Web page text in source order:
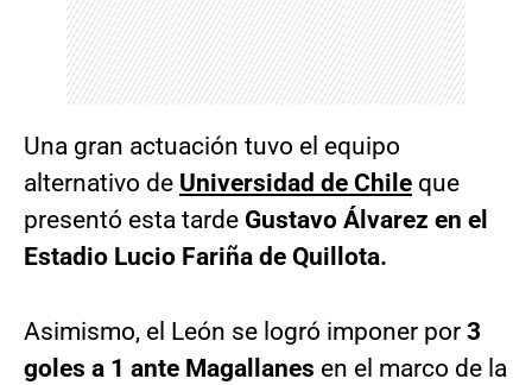
Una gran actuación tuvo el equipo
alternativo de Universidad de Chile que
presentó esta tarde Gustavo Álvarez en el
Estadio Lucio Fariña de Quillota.
Asimismo, el León se logró imponer por 3
goles a 1 ante Magallanes en el marco de la